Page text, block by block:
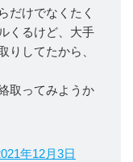
だけでなくたく
くるけど、大手
りしてたから、
取ってみようか
年12月3日